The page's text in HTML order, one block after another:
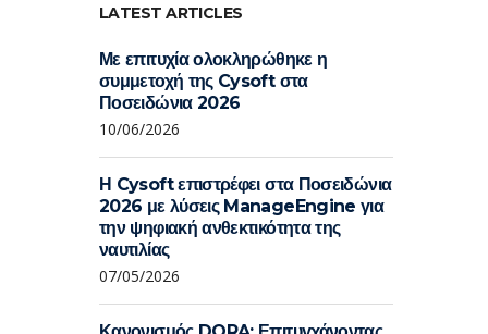
LATEST ARTICLES
Με επιτυχία ολοκληρώθηκε η
συμμετοχή της Cysoft στα
Ποσειδώνια 2026
10/06/2026
Η Cysoft επιστρέφει στα Ποσειδώνια
2026 με λύσεις ManageEngine για
την ψηφιακή ανθεκτικότητα της
ναυτιλίας
07/05/2026